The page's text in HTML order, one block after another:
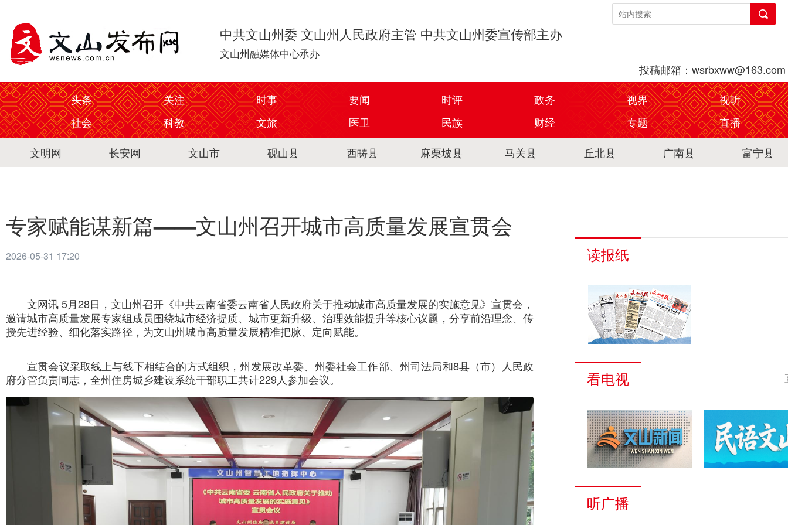
中共文山州委 文山州人民政府主管 中共文山州委宣传部主办
文山州融媒体中心承办
投稿邮箱：wsrbxww@163.com
头条
关注 时事 要闻 时评 政务 视界
视听
社会
科教 文旅 医卫 民族 财经 专题
直播
文明网
长安网 文山市 砚山县 西畴县 麻栗坡县 马关县 丘北县 广南县 富宁县
专家赋能谋新篇——文山州召开城市高质量发展宣贯会
2026-05-31 17:20
文网讯5月28日，文山州召开《中共云南省委云南省人民政府关于推动城市高质量发展的实施意见》宣贯会，
邀请城市高质量发展专家组成员围绕城市经济提质、城市更新升级、治理效能提升等核心议题，分享前沿理念、传
授先进经验、细化落实路径，为文山州城市高质量发展精准把脉、定向赋能。
宣贯会议采取线上与线下相结合的方式组织，州发展改革委、州委社会工作部、州司法局和8县（市）人民政
府分管负责同志，全州住房城乡建设系统干部职工共计229人参加会议。
读报纸
看电视
听广播